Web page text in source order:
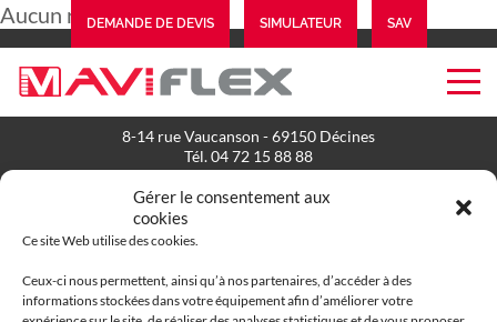
Gérer le consentement aux
cookies
Ce site Web utilise des cookies.
Ceux-ci nous permettent, ainsi qu’à nos partenaires, d’accéder à des
informations stockées dans votre équipement afin d’améliorer votre
DEMANDE DE DEVIS SIMULATEUR SAV
EXTRANET
Aucun résultat
8-14 rue Vaucanson - 69150 Décines
Tél. 04 72 15 88 88
L'entreprise
L'Équipe